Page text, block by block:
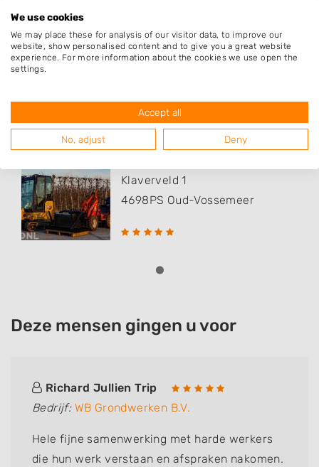
Poortvliet
Kruisland
Populaire hoveniers
Klaverveld 1
4698PS Oud-Vossemeer
Deze mensen gingen u voor
Richard Jullien Trip
Bedrijf: WB Grondwerken B.V.
Hele fijne samenwerking met harde werkers
die hun werk verstaan en afspraken nakomen.
We use cookies
We may place these for analysis of our visitor data, to improve our
website, show personalised content and to give you a great website
experience. For more information about the cookies we use open the
settings.
Accept all
No, adjust Deny